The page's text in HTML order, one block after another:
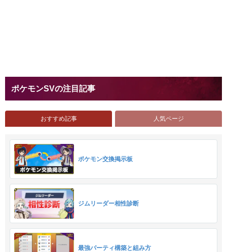
ポケモンSVの注目記事
おすすめ記事 人気ページ
ポケモン交換掲示板
ジムリーダー相性診断
最強パーティ構築と組み方